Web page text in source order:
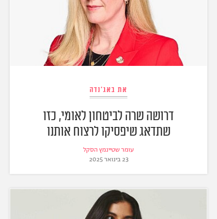
את באג'נדה
דרושה שרה לביטחון לאומי, כזו
שתדאג שיפסיקו לרצוח אותנו
עומר שטיינמץ הסקל
23 בינואר 2025